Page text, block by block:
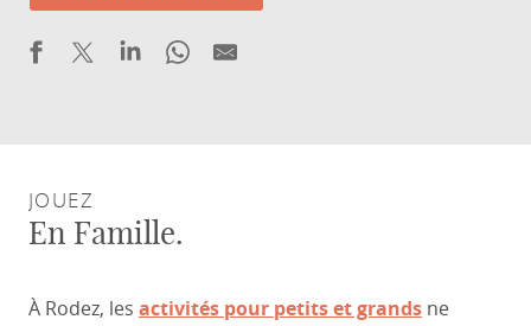
JOUEZ
En Famille.
À Rodez, les activités pour petits et grands ne